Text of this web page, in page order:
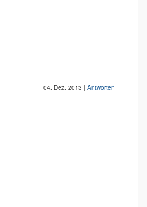
04. Dez. 2013 | Antworten